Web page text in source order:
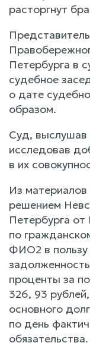
расторгнут
Петербурга в
судебное
о дате
образом.
Суд, выслушав
исследовав
в их
Из
решением
Петербурга от
по
ФИО2 в
проценты за
326, 93
основного
по день
обязательства.